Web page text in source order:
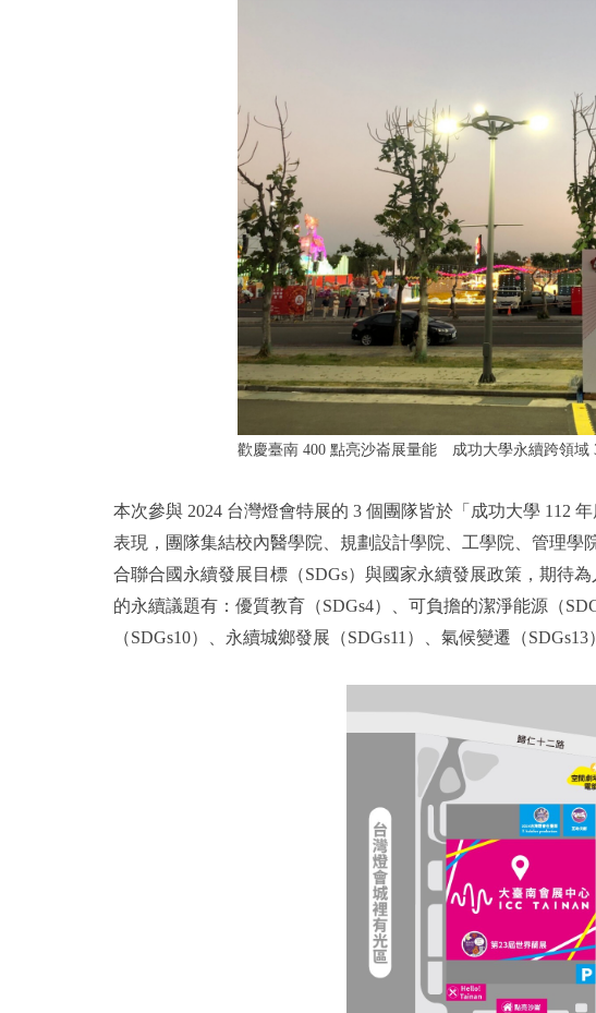
歡慶臺南 400 點亮沙崙展量能 成功大學永續跨領域
本次參與 2024 台灣燈會特展的 3 個團隊皆於「成功大學 112
表現，團隊集結校內醫學院、規劃設計學院、工學院、管理
合聯合國永續發展目標（SDGs）與國家永續發展政策，期待
的永續議題有：優質教育（SDGs4）、可負擔的潔淨能源（
（SDGs10）、永續城鄉發展（SDGs11）、氣候變遷（